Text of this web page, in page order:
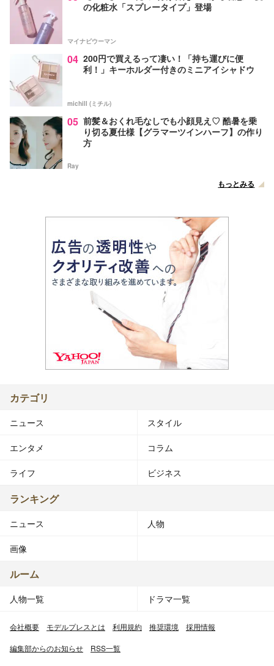
の化粧水「スプレータイプ」登場
マイナビウーマン
04 200円で買えるって凄い！「持ち運びに便
利！」キーホルダー付きのミニアイシャドウ
michill (ミチル)
05 前髪＆おくれ毛なしでも小顔見え♡ 酷暑を乗
り切る夏仕様【グラマーツインハーフ】の作り
方
Ray
もっとみる
カテゴリ
ニュース スタイル
エンタメ コラム
ライフ ビジネス
ランキング
ニュース 人物
画像
ルーム
人物一覧 ドラマ一覧
会社概要 モデルプレスとは 利用規約 推奨環境 採用情報
編集部からのお知らせ RSS一覧